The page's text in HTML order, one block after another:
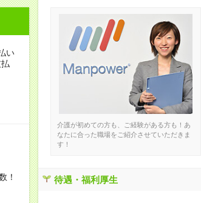
い
！
介護が初めての方も、ご経験がある方も！あ
なたに合った職場をご紹介させていただきま
す！
待遇・福利厚生